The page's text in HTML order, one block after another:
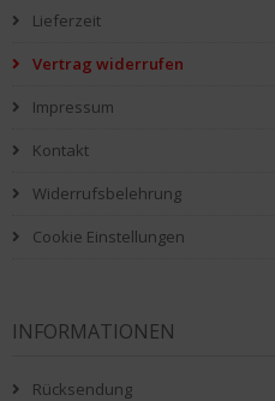
Lieferzeit
Vertrag widerrufen
Impressum
Kontakt
Widerrufsbelehrung
Cookie Einstellungen
INFORMATIONEN
Rücksendung